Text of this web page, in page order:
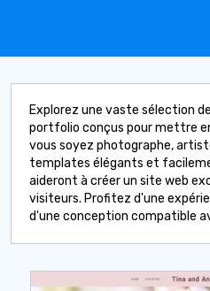
Explorez une vaste sélection
portfolio conçus pour mettre
vous soyez photographe,
templates élégants et
aideront à créer un site web
visiteurs. Profitez d'une
d'une conception compatible